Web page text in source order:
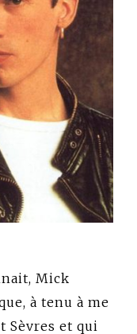
Mick
à tenu à me
Sèvres et qui